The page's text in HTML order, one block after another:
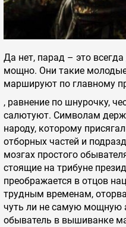
Да нет, парад – это
мощно. Они такие
маршируют по главному
, равнение по шнурочку,
салютуют. Символам
народу, которому
отборных частей и
мозгах простого
стоящие на трибуне
преображается в отцов
трудным временам,
чуть ли не самую мощную
обыватель в вышиванке